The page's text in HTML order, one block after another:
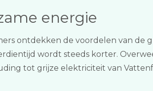
energie
ontdekken de voordelen van de
wordt steeds korter.
tot grijze elektriciteit van